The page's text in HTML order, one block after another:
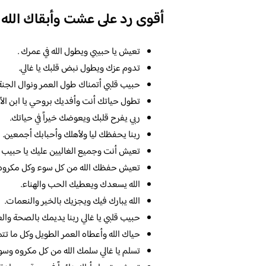
أقوى رد على عشت وأبقاك الله
تعيش يا حبيبي ويطول الله في عمرك .
تدوم عزك ويطول نبض قلبك يا غالي.
حبيب قلبي أتمناك طول العمر ونوال
تطول حياتك أنت وأفديك بروحي يا ابن
ربي يفرح قلبك ويعوضك خيراً في حياتك.
ربنا يحفظك ليا ولأهلك وأحبابك أجمعين.
تعيش أنت وجميع الغاليين عليك يا حبيب
تعيش حفظك الله من كل سوء وكل
الله يسعدك ويعطيك الحب والهناء.
الله يبارك فيك ويجزيك بالخير والنعمات.
حبيب قلبي يا غالي ربنا يديمك بالصحة
حياك الله وأعطاه العمر الطويل وكل ما
تسلم يا غالي سلمك الله من كل مكروه